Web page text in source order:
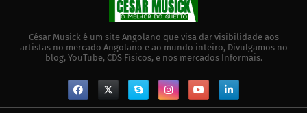
César Musick é um site Angolano que visa dar visibilidade aos
artistas no mercado Angolano e ao mundo inteiro, Divulgamos no
blog, YouTube, CDS Físicos, e nos mercados Informais.